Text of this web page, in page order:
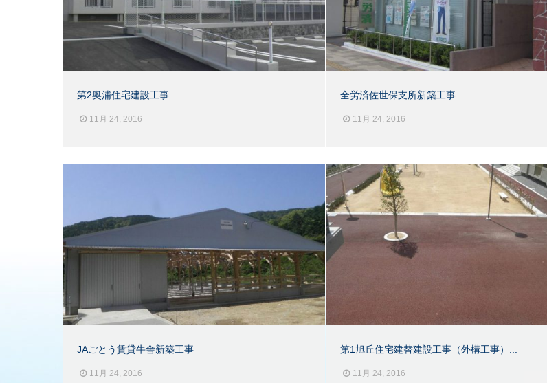
第2奥浦住宅建設工事
11月 24, 2016
全労済佐世保支所新築工事
11月 24, 2016
JAごとう賃貸牛舎新築工事
11月 24, 2016
第1旭丘住宅建替建設工事（外構工事）...
11月 24, 2016